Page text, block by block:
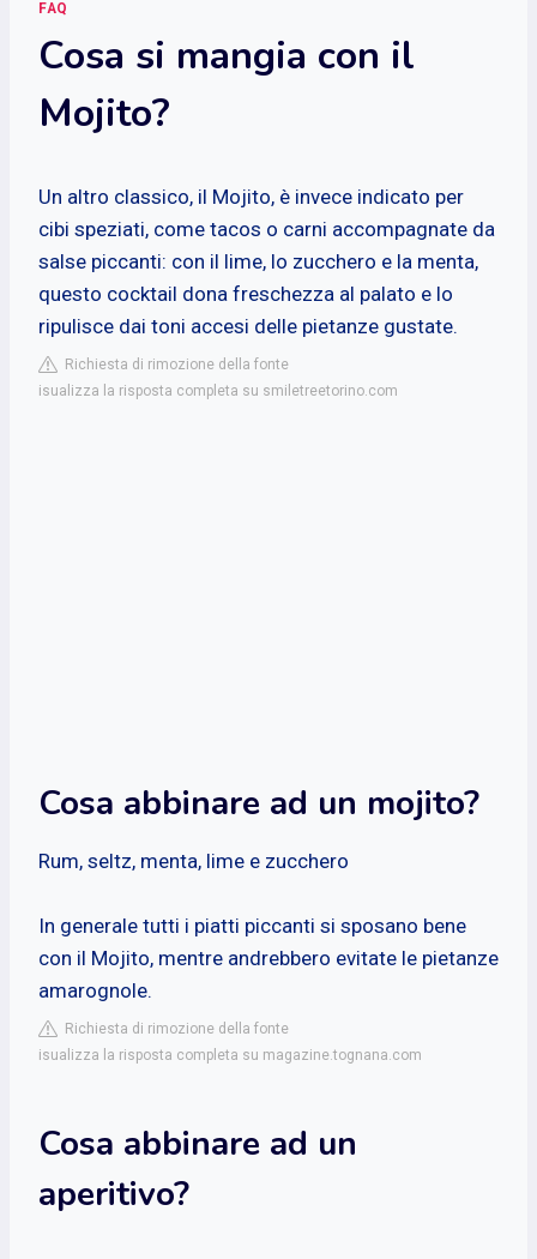
FAQ
Cosa si mangia con il
Mojito?
Un altro classico, il Mojito, è invece indicato per
cibi speziati, come tacos o carni accompagnate da
salse piccanti: con il lime, lo zucchero e la menta,
questo cocktail dona freschezza al palato e lo
ripulisce dai toni accesi delle pietanze gustate.
Richiesta di rimozione della fonte
isualizza la risposta completa su smiletreetorino.com
Cosa abbinare ad un mojito?
Rum, seltz, menta, lime e zucchero
In generale tutti i piatti piccanti si sposano bene
con il Mojito, mentre andrebbero evitate le pietanze
amarognole.
Richiesta di rimozione della fonte
isualizza la risposta completa su magazine.tognana.com
Cosa abbinare ad un
aperitivo?